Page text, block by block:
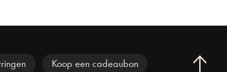
Koop een cadeaubon